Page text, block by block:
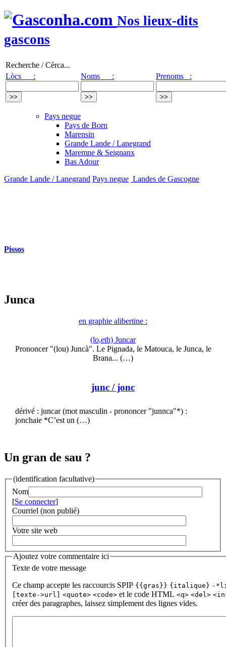
Nos lieux-dits
gascons
Recherche / Cèrca...
Lòcs :
Noms : Prenoms :
Pays negue
Pays de Born
Marensin
Grande Lande / Lanegrand
Maremne & Seignanx
Bas Adour
Grande Lande / Lanegrand Pays negue Landes de Gascogne
Pissos
Junca
en graphie alibertine :
(lo,eth) Juncar
Prononcer "(lou) Juncà". Le Pignada, le Matouca, le Junca, le
Brana... (…)
junc / jonc
dérivé : juncar (mot masculin - prononcer "junnca"*) :
jonchaie *C’est un (…)
Un gran de sau ?
(identification facultative)
Nom
[Se connecter]
Courriel (non publié)
Votre site web
Ajoutez votre commentaire ici
Texte de votre message
Ce champ accepte les raccourcis SPIP {{gras}} {italique} -
[texte->url]
<quote> <code> et le code HTML <q> <del>
créer des paragraphes, laissez simplement des lignes vides.